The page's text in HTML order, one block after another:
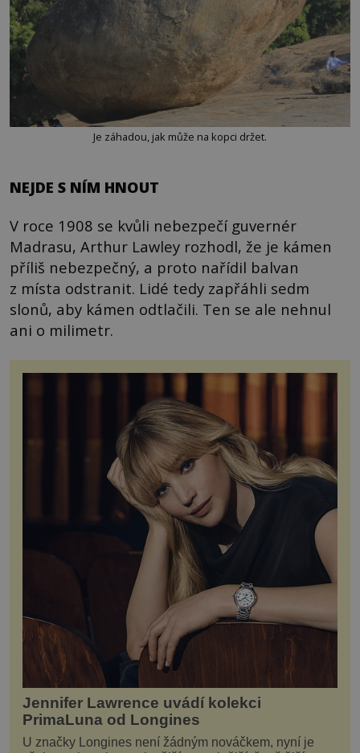
Je záhadou, jak může na kopci držet.
NEJDE S NÍM HNOUT
V roce 1908 se kvůli nebezpečí guvernér
Madrasu, Arthur Lawley rozhodl, že je kámen
příliš nebezpečný, a proto nařídil balvan
z místa odstranit. Lidé tedy zapřáhli sedm
slonů, aby kámen odtlačili. Ten se ale nehnul
ani o milimetr.
Jennifer Lawrence uvádí kolekci
PrimaLuna od Longines
U značky Longines není žádným nováčkem, nyní je